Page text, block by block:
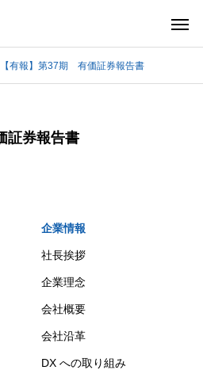
【有報】第37期 有価証券報告書
証券報告書
企業情報
社長挨拶
企業理念
会社概要
会社沿革
DX への取り組み